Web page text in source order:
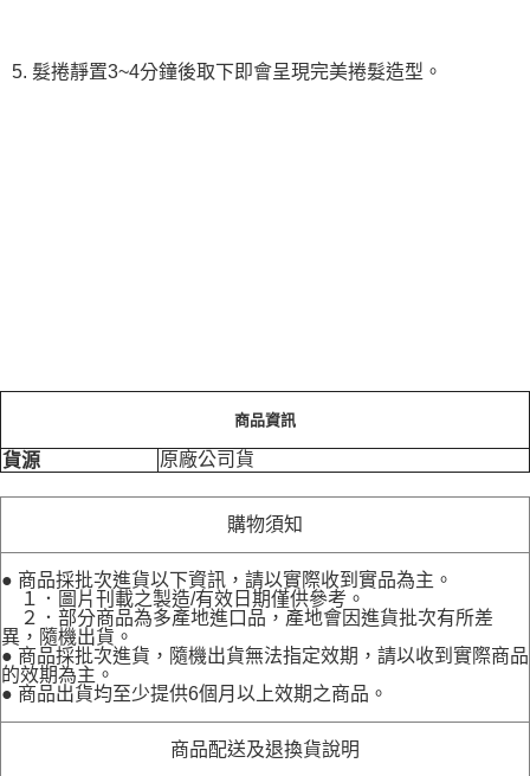
5. 髮捲靜置3~4分鐘後取下即會呈現完美捲髮造型。
商品資訊
貨源 原廠公司貨
購物須知
● 商品採批次進貨以下資訊，請以實際收到實品為主。
１．圖片刊載之製造/有效日期僅供參考。
２．部分商品為多產地進口品，產地會因進貨批次有所差
異，隨機出貨。
● 商品採批次進貨，隨機出貨無法指定效期，請以收到實際商品
的效期為主。
● 商品出貨均至少提供6個月以上效期之商品。
商品配送及退換貨說明